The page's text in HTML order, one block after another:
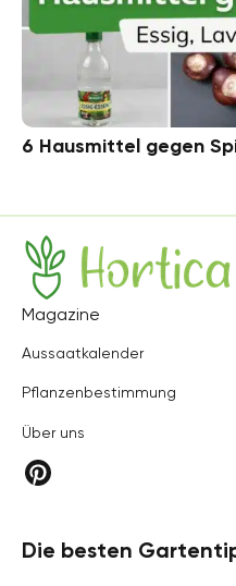
6 Hausmittel gegen
Hortica
Magazine
Aussaatkalender
Pflanzenbestimmung
Über uns
Die besten